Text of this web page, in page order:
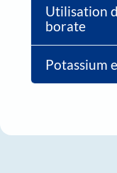
Utilisation
borate
Potassium